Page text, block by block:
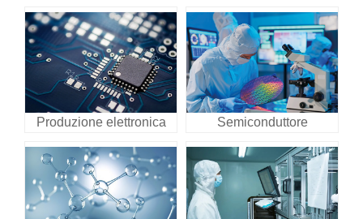
Produzione elettronica Semiconduttore